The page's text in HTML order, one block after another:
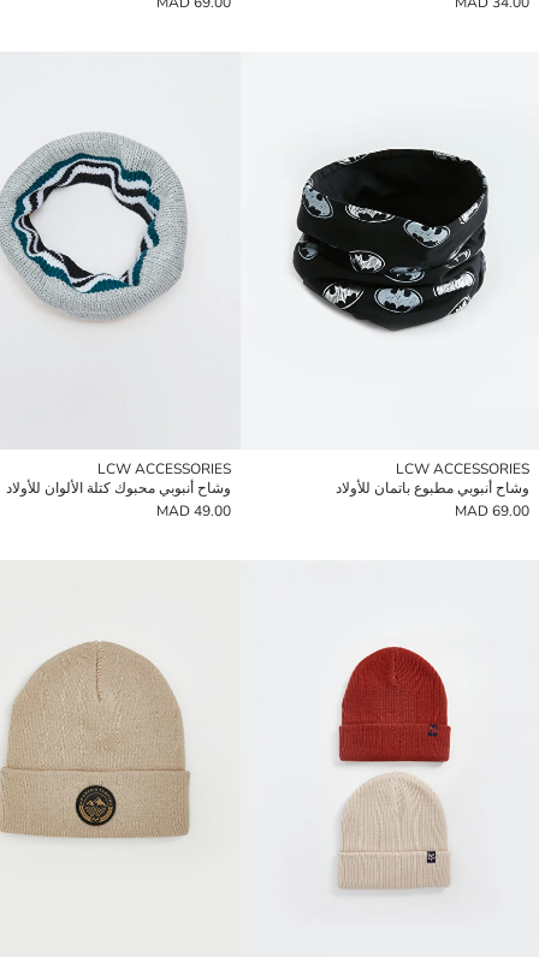
LCW ACCESSORIES
وشاح أنبوبي مطبوع باتمان للأولاد
69.00 MAD
LCW ACCESSORIES
وشاح أنبوبي محبوك كتلة الألوان للأولاد
49.00 MAD